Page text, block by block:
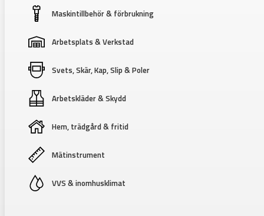
Maskintillbehör & förbrukning
Arbetsplats & Verkstad
Svets, Skär, Kap, Slip & Poler
Arbetskläder & Skydd
Hem, trädgård & fritid
Mätinstrument
VVS & inomhusklimat